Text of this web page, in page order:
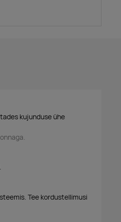
kujunduse ühe
Tee kordustellimusi